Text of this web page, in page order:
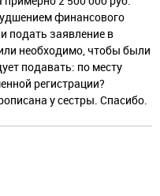
финансового
подать заявление в
необходимо, чтобы были
подавать: по месту
регистрации?
у сестры. Спасибо.